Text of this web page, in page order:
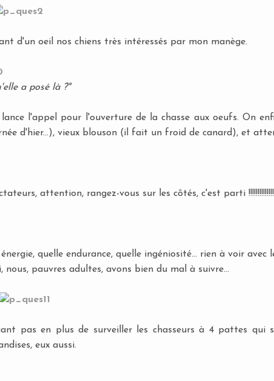
d'un oeil nos chiens très intéressés par mon manège.
a posé là ?"
l'appel pour l'ouverture de la chasse aux oeufs. On
d'hier...), vieux blouson (il fait un froid de canard), et
attention, rangez-vous sur les côtés, c'est parti
quelle endurance, quelle ingéniosité... rien à voir
nous, pauvres adultes, avons bien du mal à suivre...
pas en plus de surveiller les chasseurs à 4 pattes qui
eux aussi.